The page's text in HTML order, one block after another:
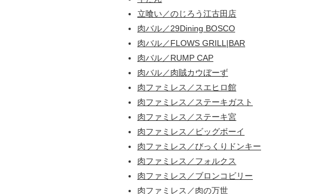
立喰い／のじろう江古田店
肉バル／29Dining BOSCO
肉バル／FLOWS GRILL|BAR
肉バル／RUMP CAP
肉バル／肉賊カウぼーず
肉ファミレス／スエヒロ館
肉ファミレス／ステーキガスト
肉ファミレス／ステーキ宮
肉ファミレス／ビッグボーイ
肉ファミレス／びっくりドンキー
肉ファミレス／フォルクス
肉ファミレス／ブロンコビリー
肉ファミレス／肉の万世